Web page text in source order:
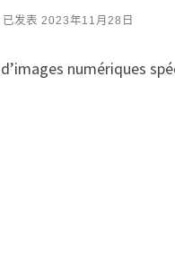
已发表 2023年11月28日
numériques